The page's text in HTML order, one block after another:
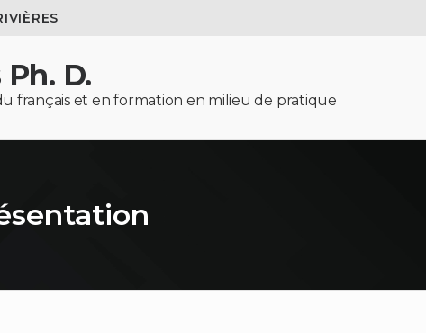
D.
français et en formation en milieu de pratique